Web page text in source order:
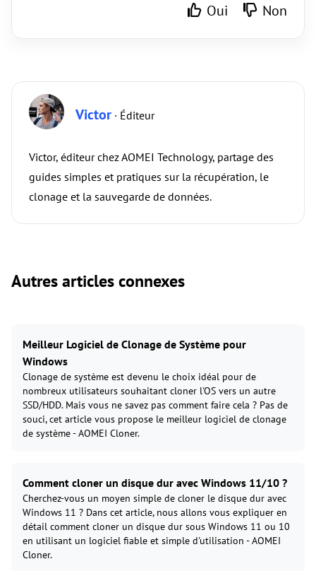
Oui Non
Victor · Éditeur
Victor, éditeur chez AOMEI Technology, partage des
guides simples et pratiques sur la récupération, le
clonage et la sauvegarde de données.
Autres articles connexes
Meilleur Logiciel de Clonage de Système pour
Windows
Clonage de système est devenu le choix idéal pour de
nombreux utilisateurs souhaitant cloner l'OS vers un autre
SSD/HDD. Mais vous ne savez pas comment faire cela ? Pas de
souci, cet article vous propose le meilleur logiciel de clonage
de système - AOMEI Cloner.
Comment cloner un disque dur avec Windows 11/10 ?
Cherchez-vous un moyen simple de cloner le disque dur avec
Windows 11 ? Dans cet article, nous allons vous expliquer en
détail comment cloner un disque dur sous Windows 11 ou 10
en utilisant un logiciel fiable et simple d'utilisation - AOMEI
Cloner.